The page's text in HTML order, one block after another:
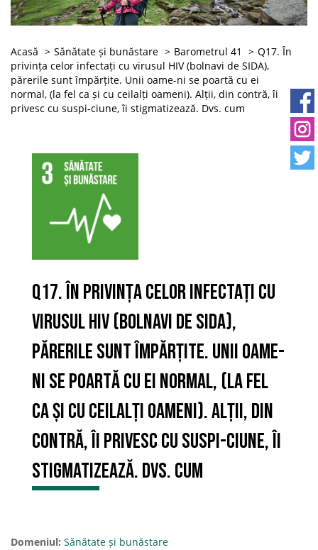
Acasă Sănătate și bunăstare Barometrul 41
Q17. În
privința celor infectați cu virusul HIV (bolnavi de SIDA),
părerile sunt împărțite. Unii oame-ni se poartă cu ei
normal, (la fel ca și cu ceilalți oameni). Alții, din contră, îi
privesc cu suspi-ciune, îi stigmatizează. Dvs. cum
Q17. În privința celor infectați cu
virusul HIV (bolnavi de SIDA),
părerile sunt împărțite. Unii oame-
ni se poartă cu ei normal, (la fel
ca și cu ceilalți oameni). Alții, din
contră, îi privesc cu suspi-ciune, îi
stigmatizează. Dvs. cum
Domeniul: Sănătate și bunăstare